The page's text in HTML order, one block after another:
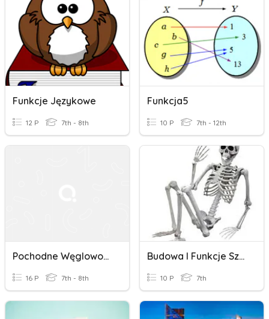
Funkcje Językowe
12 P 7th - 8th
Funkcja5
10 P 7th - 12th
Pochodne Węglowodorów
16 P 7th - 8th
Budowa I Funkcje Szkieletu
10 P 7th